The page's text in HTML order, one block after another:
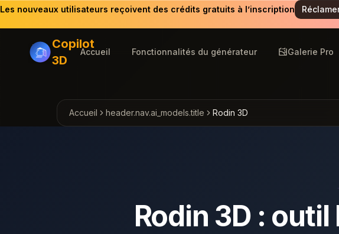
Les nouveaux utilisateurs reçoivent des crédits gratuits à l’inscription
Copilot
3D
Accueil Fonctionnalités du générateur Galerie Pro
Accueil header.nav.ai_models.title Rodin 3D
Rodin 3D :